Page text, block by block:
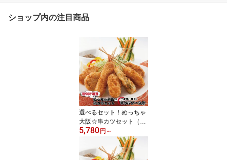
ショップ内の注目商品
選べるセット！めっちゃ
大阪☆串カツセット（7
種合計35本+ソース付
き）(串揚げ)【送料無
料】串カツ 串カツセット
冷凍 パーティー 宅飲み
5,780円 ～